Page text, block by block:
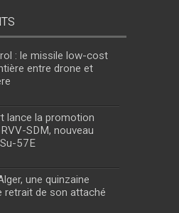
: le missile low-cost
entre drone et
lance la promotion
SDM, nouveau
57E
une quinzaine
retrait de son attaché